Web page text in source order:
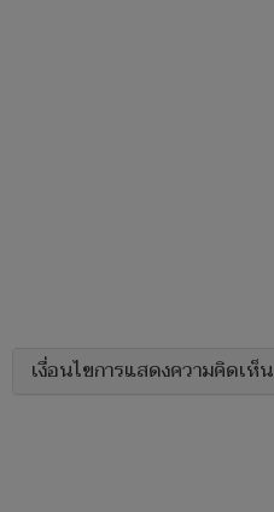
เงื่อนไขการแสดงความคิดเห็น